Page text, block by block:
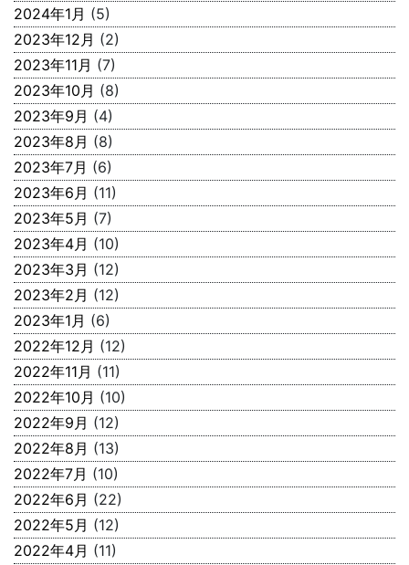
2024年1月 (5)
2023年12月 (2)
2023年11月 (7)
2023年10月 (8)
2023年9月 (4)
2023年8月 (8)
2023年7月 (6)
2023年6月 (11)
2023年5月 (7)
2023年4月 (10)
2023年3月 (12)
2023年2月 (12)
2023年1月 (6)
2022年12月 (12)
2022年11月 (11)
2022年10月 (10)
2022年9月 (12)
2022年8月 (13)
2022年7月 (10)
2022年6月 (22)
2022年5月 (12)
2022年4月 (11)